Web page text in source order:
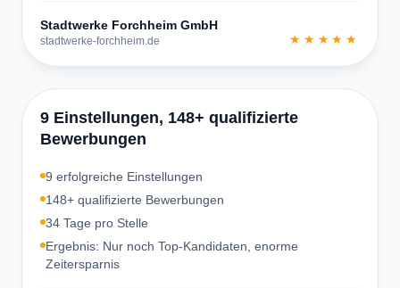
Stadtwerke Forchheim GmbH
stadtwerke-forchheim.de ★★★★★
9 Einstellungen, 148+ qualifizierte
Bewerbungen
9 erfolgreiche Einstellungen
148+ qualifizierte Bewerbungen
34 Tage pro Stelle
Ergebnis: Nur noch Top-Kandidaten, enorme
Zeitersparnis